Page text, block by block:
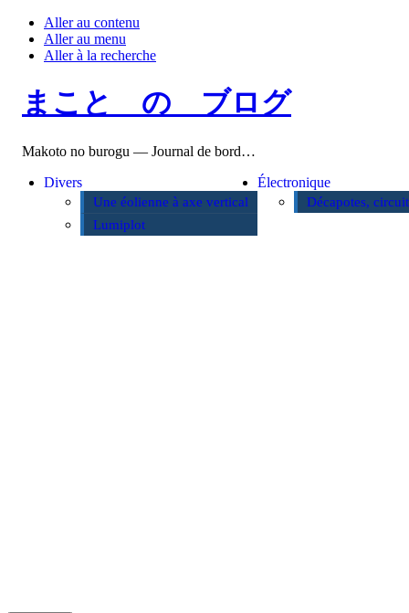
Aller au contenu
Aller au menu
Aller à la recherche
まこと の ブログ
Makoto no burogu — Journal de bord…
Divers
Une éolienne à axe vertical
Lumiplot
Électronique
Décapotes,